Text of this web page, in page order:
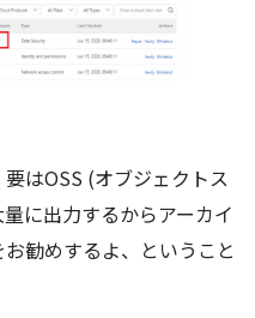
はOSS (オブジェクトス
に出力するからアーカイ
勧めするよ、ということ